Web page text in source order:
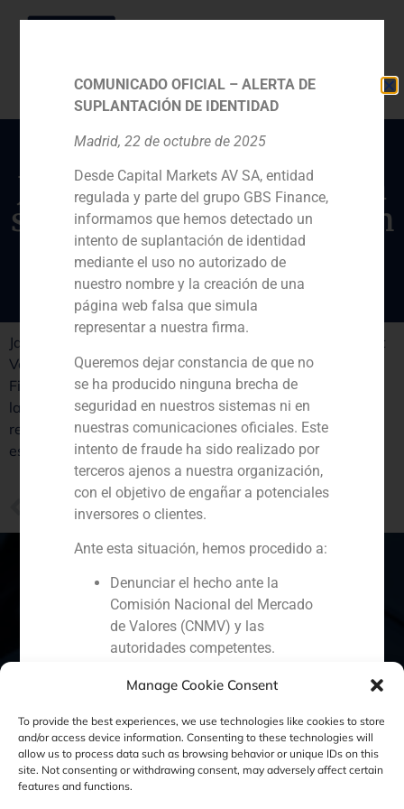
Manage Cookie Consent
To provide the best experiences, we use technologies like cookies to store
and/or access device information. Consenting to these technologies will
allow us to process data such as browsing behavior or unique IDs on this
site. Not consenting or withdrawing consent, may adversely affect certain
features and functions.
Javier Navarro analiza la
situación de las sicavs en
España
Javier Navarro, director de GBS Finance en la Comunitat
Valenciana, ha analizado junto a otros ocho expertos en
Finanzas (para el medio Valencia Plaza), la situación de
las sicavs en España. «Desde GBS Finance hemos
realizado un análisis de todas las posibles soluciones y
estamos preparados para iniciar cualquiera de ellas».
PREVIOUS
Pablo Gómez de Pablos cree que 2018 «puede dar sorpresas en cualquier dirección»
Portugal Colombia
Política de Cookies Política de Privacidad
COMUNICADO OFICIAL – ALERTA DE
SUPLANTACIÓN DE IDENTIDAD
Madrid, 22 de octubre de 2025
Desde Capital Markets AV SA, entidad
regulada y parte del grupo GBS Finance,
informamos que hemos detectado un
intento de suplantación de identidad
mediante el uso no autorizado de
nuestro nombre y la creación de una
página web falsa que simula
representar a nuestra firma.
Queremos dejar constancia de que no
se ha producido ninguna brecha de
seguridad en nuestros sistemas ni en
nuestras comunicaciones oficiales. Este
intento de fraude ha sido realizado por
terceros ajenos a nuestra organización,
con el objetivo de engañar a potenciales
inversores o clientes.
Ante esta situación, hemos procedido a:
Denunciar el hecho ante la
Comisión Nacional del Mercado
de Valores (CNMV) y las
autoridades competentes.
internos de protección
reputacional y colaboración con
organismos especializados en
ciberseguridad.
Recomendamos a todos nuestros